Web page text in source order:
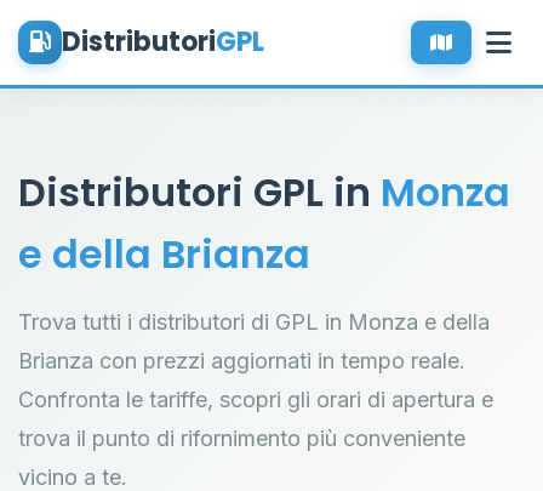
DistributoriGPL
Distributori GPL in Monza
e della Brianza
Trova tutti i distributori di GPL in Monza e della
Brianza con prezzi aggiornati in tempo reale.
Confronta le tariffe, scopri gli orari di apertura e
trova il punto di rifornimento più conveniente
vicino a te.